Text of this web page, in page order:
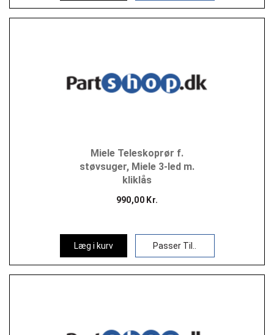
Miele Teleskoprør f.
støvsuger, Miele 3-led m.
kliklås
990,00 Kr.
Læg i kurv Passer Til..